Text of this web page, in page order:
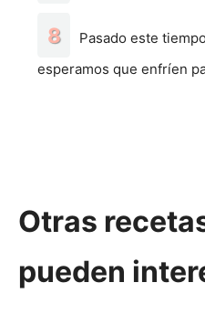
Pasado este
esperamos que enfríen
Otras
pueden